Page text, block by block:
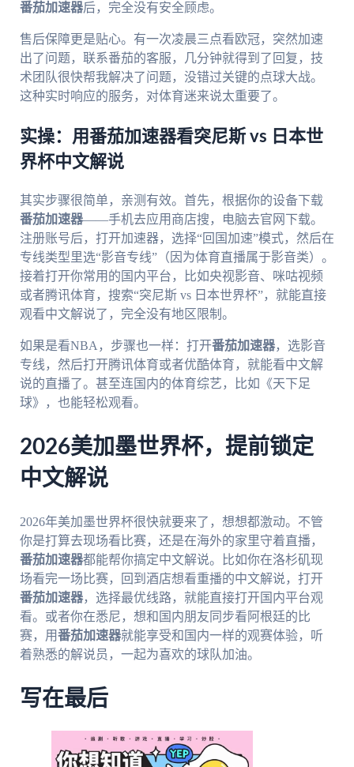
番茄加速器后，完全没有安全顾虑。
售后保障更是贴心。有一次凌晨三点看欧冠，突然加速
出了问题，联系番茄的客服，几分钟就得到了回复，技
术团队很快帮我解决了问题，没错过关键的点球大战。
这种实时响应的服务，对体育迷来说太重要了。
实操：用番茄加速器看突尼斯 vs 日本世
界杯中文解说
其实步骤很简单，亲测有效。首先，根据你的设备下载
番茄加速器——手机去应用商店搜，电脑去官网下载。
注册账号后，打开加速器，选择“回国加速”模式，然后在
专线类型里选“影音专线”（因为体育直播属于影音类）。
接着打开你常用的国内平台，比如央视影音、咪咕视频
或者腾讯体育，搜索“突尼斯 vs 日本世界杯”，就能直接
观看中文解说了，完全没有地区限制。
如果是看NBA，步骤也一样：打开番茄加速器，选影音
专线，然后打开腾讯体育或者优酷体育，就能看中文解
说的直播了。甚至连国内的体育综艺，比如《天下足
球》，也能轻松观看。
2026美加墨世界杯，提前锁定
中文解说
2026年美加墨世界杯很快就要来了，想想都激动。不管
你是打算去现场看比赛，还是在海外的家里守着直播，
番茄加速器都能帮你搞定中文解说。比如你在洛杉矶现
场看完一场比赛，回到酒店想看重播的中文解说，打开
番茄加速器，选择最优线路，就能直接打开国内平台观
看。或者你在悉尼，想和国内朋友同步看阿根廷的比
赛，用番茄加速器就能享受和国内一样的观赛体验，听
着熟悉的解说员，一起为喜欢的球队加油。
写在最后